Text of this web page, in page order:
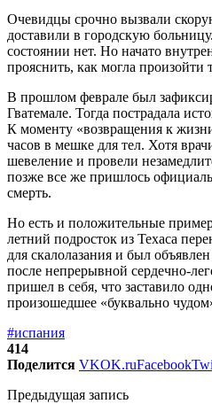
Очевидцы срочно вызвали
доставили в городскую
состоянии нет. Но начато
прояснить, как могла произойти
В прошлом феврале был
Гватемале. Тогда пострадала
К моменту «возвращения к
часов в мешке для тел. Хотя
шевеление и провели
позже все же пришлось
смерть.
Но есть и положительные
летний подросток из Техаса
для скалолазания и был
после непрерывной сердечно-
пришел в себя, что заставило
произошедшее «буквально
#испания
414
Поделится VKOK.ruFacebook
Предыдущая запись